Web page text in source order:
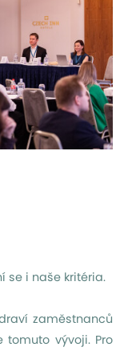
se i naše kritéria.
zaměstnanců
vývoji. Pro